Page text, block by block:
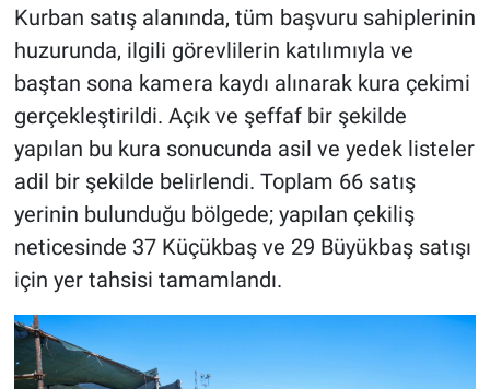
Kurban satış alanında, tüm başvuru sahiplerinin
huzurunda, ilgili görevlilerin katılımıyla ve
baştan sona kamera kaydı alınarak kura çekimi
gerçekleştirildi. Açık ve şeffaf bir şekilde
yapılan bu kura sonucunda asil ve yedek listeler
adil bir şekilde belirlendi. Toplam 66 satış
yerinin bulunduğu bölgede; yapılan çekiliş
neticesinde 37 Küçükbaş ve 29 Büyükbaş satışı
için yer tahsisi tamamlandı.